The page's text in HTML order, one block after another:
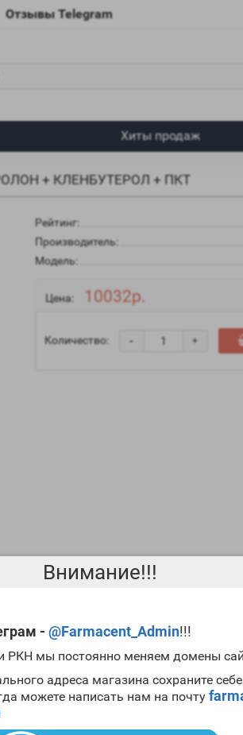
Внимание!!!
- @Farmacent_Admin!!!
РКН мы постоянно меняем домены
адреса магазина сохраните
можете написать нам на почту
Отзывы Telegram
Хиты продаж
+ КЛЕНБУТЕРОЛ + ПКТ
Рейтинг:
Производитель:
Модель:
Цена: 10032р.
Количество: +
-
+ КЛЕНБУТЕРОЛ + ПКТ
процента жира в организме. В
мужчинам так и женщинам, ведь
за период в 6-8 недель можно очень
здоровье.Кленбутеролне следует
не следует ждать вообще. Также